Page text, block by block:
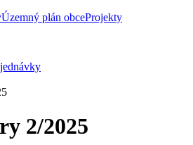
Územný plán obceProjekty
2/2025